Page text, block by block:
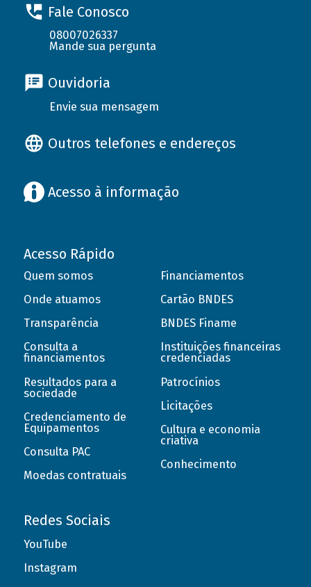
Fale Conosco
08007026337
Mande sua pergunta
Ouvidoria
Envie sua mensagem
Outros telefones e endereços
Acesso à informação
Acesso Rápido
Quem somos
Onde atuamos
Transparência
Consulta a
financiamentos
Resultados para a
sociedade
Credenciamento de
Equipamentos
Consulta PAC
Moedas contratuais
Financiamentos
Cartão BNDES
BNDES Finame
Instituições financeiras
credenciadas
Patrocínios
Licitações
Cultura e economia
criativa
Conhecimento
Redes Sociais
YouTube
Instagram